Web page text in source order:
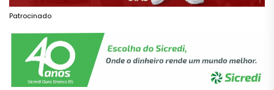
Patrocinado